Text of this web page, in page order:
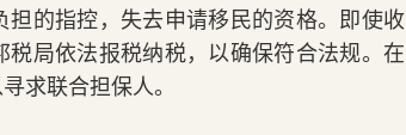
的指控，失去申请移民的资格。即使收
局依法报税纳税，以确保符合法规。在
求联合担保人。